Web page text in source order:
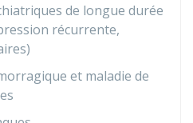
de longue durée
récurrente,
et maladie de